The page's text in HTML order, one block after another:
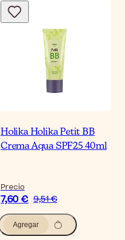
Holika Holika Petit BB
Crema Aqua SPF25 40ml
Precio
7,60 € 9,51 €
Agregar